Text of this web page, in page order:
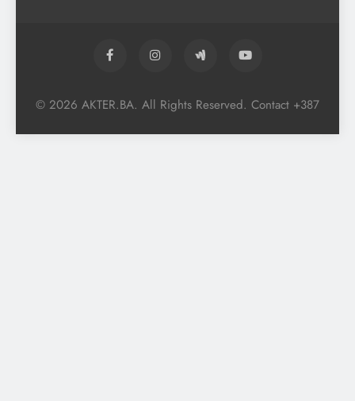
© 2026 AKTER.BA. All Rights Reserved. Contact +387